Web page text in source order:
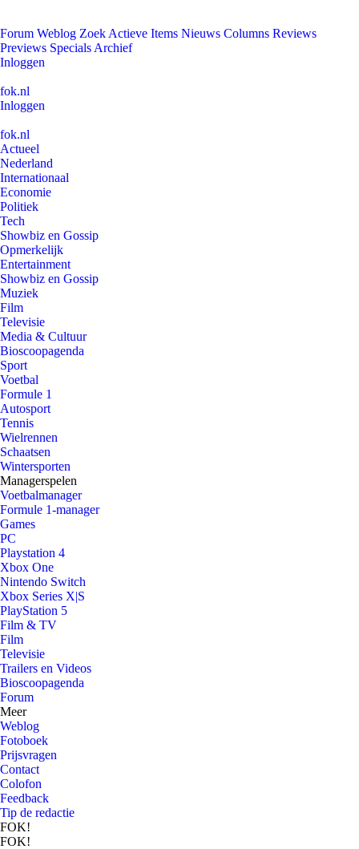
Forum Weblog Zoek Actieve Items Nieuws Columns Reviews
Previews Specials Archief
Inloggen
fok.nl
Inloggen
fok.nl
Actueel
Nederland
Internationaal
Economie
Politiek
Tech
Showbiz en Gossip
Opmerkelijk
Entertainment
Showbiz en Gossip
Muziek
Film
Televisie
Media & Cultuur
Bioscoopagenda
Sport
Voetbal
Formule 1
Autosport
Tennis
Wielrennen
Schaatsen
Wintersporten
Managerspelen
Voetbalmanager
Formule 1-manager
Games
PC
Playstation 4
Xbox One
Nintendo Switch
Xbox Series X|S
PlayStation 5
Film & TV
Film
Televisie
Trailers en Videos
Bioscoopagenda
Forum
Meer
Weblog
Fotoboek
Prijsvragen
Contact
Colofon
Feedback
Tip de redactie
FOK!
FOK!